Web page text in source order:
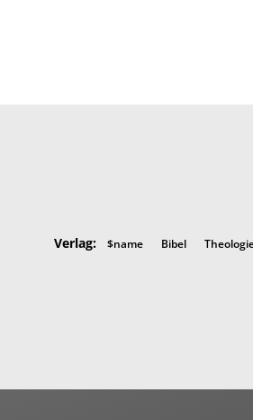
Verlag: $name Bibel